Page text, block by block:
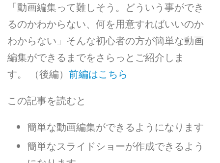
「動画編集って難しそう。どういう事ができ
るのかわからない、何を用意すればいいのか
わからない」そんな初心者の方が簡単な動画
編集ができるまでをさらっとご紹介しま
す。 （後編） 前編はこちら
この記事を読むと
簡単な動画編集ができるようになります
簡単なスライドショーが作成できるよう